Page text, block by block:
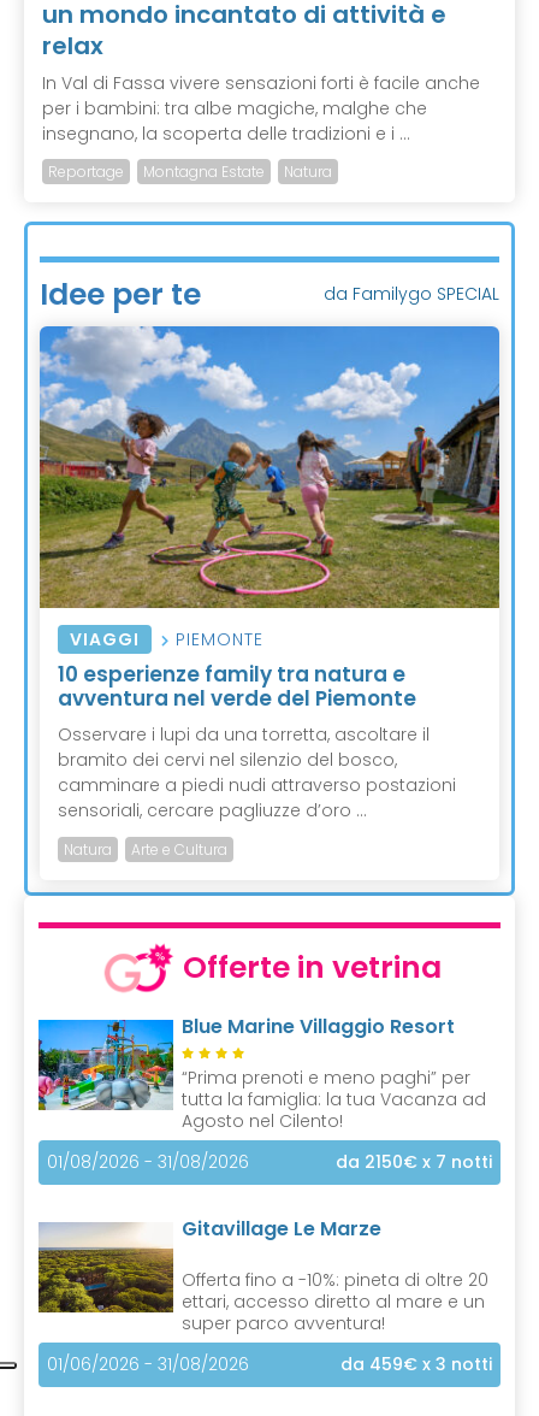
un mondo incantato di attività e
relax
In Val di Fassa vivere sensazioni forti è facile anche
per i bambini: tra albe magiche, malghe che
insegnano, la scoperta delle tradizioni e i ...
Reportage Montagna Estate Natura
Idee per te da Familygo SPECIAL
VIAGGI PIEMONTE
10 esperienze family tra natura e
avventura nel verde del Piemonte
Osservare i lupi da una torretta, ascoltare il
bramito dei cervi nel silenzio del bosco,
camminare a piedi nudi attraverso postazioni
sensoriali, cercare pagliuzze d’oro ...
Natura Arte e Cultura
Offerte in vetrina
Blue Marine Villaggio Resort
“Prima prenoti e meno paghi” per
tutta la famiglia: la tua Vacanza ad
Agosto nel Cilento!
01/08/2026 - 31/08/2026
da 2150€ x 7 notti
Gitavillage Le Marze
Offerta fino a -10%: pineta di oltre 20
ettari, accesso diretto al mare e un
super parco avventura!
01/06/2026 - 31/08/2026
da 459€ x 3 notti